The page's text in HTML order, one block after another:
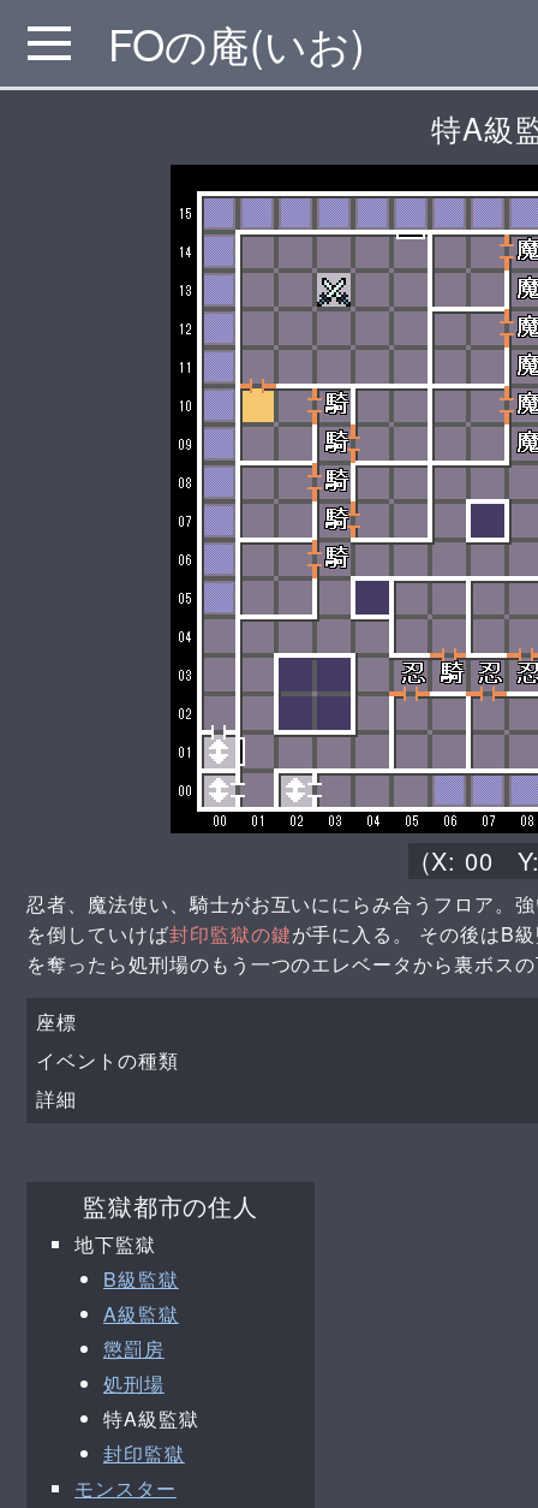
MENU FOの庵(いお)
特A級
(X: 00
忍者、魔法使い、騎士がお互いににらみ合うフロア。
を倒していけば封印監獄の鍵が手に入る。 その後はB
を奪ったら処刑場のもう一つのエレベータから裏ボス
座標
イベントの種類
詳細
監獄都市の住人
地下監獄
B級監獄
A級監獄
懲罰房
処刑場
特A級監獄
封印監獄
モンスター